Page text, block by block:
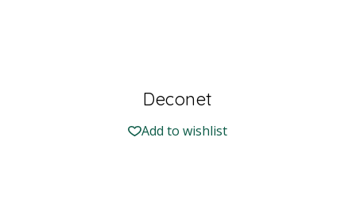
Deconet
Add to wishlist